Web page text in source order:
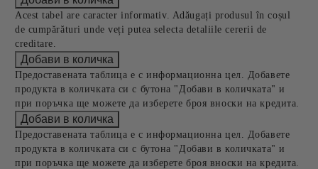
Acest tabel are caracter informativ. Adăugați produsul în coșul
de cumpărături unde veți putea selecta detaliile cererii de
creditare.
Предоставената таблица е с информационна цел. Добавете
продукта в количката си с бутона "Добави в количката" и
при поръчка ще можете да изберете броя вноски на кредита.
Предоставената таблица е с информационна цел. Добавете
продукта в количката си с бутона "Добави в количката" и
при поръчка ще можете да изберете броя вноски на кредита.